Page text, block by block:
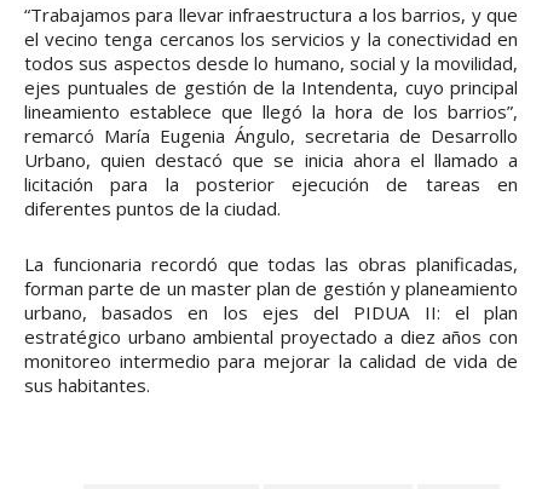
“Trabajamos para llevar infraestructura a los barrios, y que
el vecino tenga cercanos los servicios y la conectividad en
todos sus aspectos desde lo humano, social y la movilidad,
ejes puntuales de gestión de la Intendenta, cuyo principal
lineamiento establece que llegó la hora de los barrios”,
remarcó María Eugenia Ángulo, secretaria de Desarrollo
Urbano, quien destacó que se inicia ahora el llamado a
licitación para la posterior ejecución de tareas en
diferentes puntos de la ciudad.
La funcionaria recordó que todas las obras planificadas,
forman parte de un master plan de gestión y planeamiento
urbano, basados en los ejes del PIDUA II: el plan
estratégico urbano ambiental proyectado a diez años con
monitoreo intermedio para mejorar la calidad de vida de
sus habitantes.